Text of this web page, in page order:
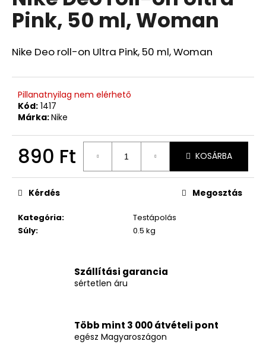
5-
ből
csillag.
Pink, 50 ml, Woman
Nike Deo roll-on Ultra Pink, 50 ml, Woman
Pillanatnyilag nem elérhető
Kód: 1417
Márka:Nike
890 Ft KOSÁRBA
Kategória:
Testápolás
Súly: 0.5 kg
Kérdés Megosztás
Szállítási garancia
sértetlen áru
Több mint 3 000 átvételi pont
egész Magyaroszágon